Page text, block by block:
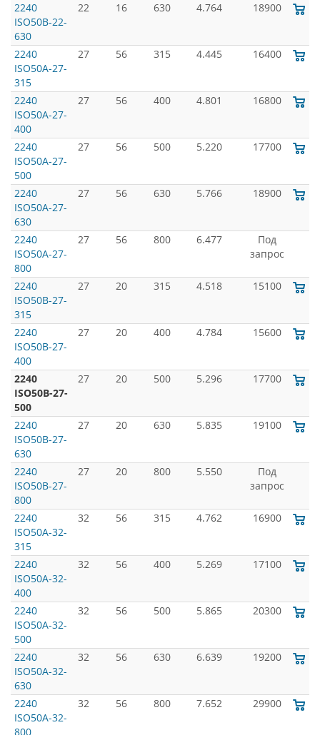
2240
ISO50B-22-
630
22 16 630 4.764 18900
2240
ISO50A-27-
315
27 56 315 4.445 16400
2240
ISO50A-27-
400
27 56 400 4.801 16800
2240
ISO50A-27-
500
27 56 500 5.220 17700
2240
ISO50A-27-
630
27 56 630 5.766 18900
2240
ISO50A-27-
800
27 56 800 6.477
Под
запрос
2240
ISO50B-27-
315
27 20 315 4.518 15100
2240
ISO50B-27-
400
27 20 400 4.784 15600
2240
ISO50B-27-
500
27 20 500 5.296 17700
2240
ISO50B-27-
630
27 20 630 5.835 19100
2240
ISO50B-27-
800
27 20 800 5.550
Под
запрос
2240
ISO50A-32-
315
32 56 315 4.762 16900
2240
ISO50A-32-
400
32 56 400 5.269 17100
2240
ISO50A-32-
500
32 56 500 5.865 20300
2240
ISO50A-32-
630
32 56 630 6.639 19200
2240
ISO50A-32-
800
32 56 800 7.652 29900